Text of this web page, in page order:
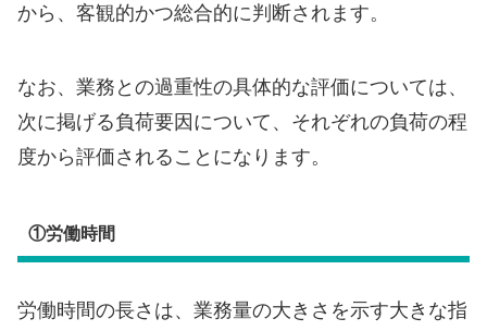
から、客観的かつ総合的に判断されます。
なお、業務との過重性の具体的な評価については、
次に掲げる負荷要因について、それぞれの負荷の程
度から評価されることになります。
①労働時間
労働時間の長さは、業務量の大きさを示す大きな指